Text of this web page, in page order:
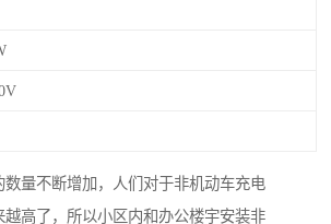
数量不断增加，人们对于非机动车充电
越高了，所以小区内和办公楼宇安装非